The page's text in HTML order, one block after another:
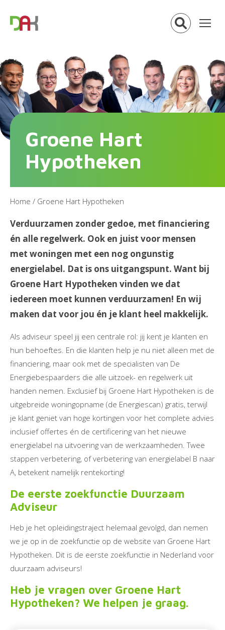
Groene Hart
Hypotheken
Home / Groene Hart Hypotheken
Verduurzamen zonder gedoe, met financiering
én alle regelwerk. Ook en juist voor mensen
met woningen met een nog ongunstig
energielabel. Dat is ons uitgangspunt. Want bij
Groene Hart Hypotheken vinden we dat
iedereen moet kunnen verduurzamen! En wij
maken dat voor jou én je klant heel makkelijk.
Als adviseur speel jij een centrale rol: jij kent je klanten en
hun behoeftes. En die klanten help je nu niet alleen met de
financiering, maar ook met de specialisten van De
Energiebespaarders die alle uitzoek- en regelwerk uit
handen nemen. Exclusief bij Groene Hart Hypotheken is de
uitgebreide woningopname (de Energiescan) gratis, terwijl
je klant geniet van hoge kortingen voor het complete advies
inclusief offertes én de certificering van het nieuwe
energielabel na uitvoering van de werkzaamheden. Twee
stappen verbetering, of verbetering van energielabel B naar
A, betekent namelijk rentekorting!
De eerste zoekfunctie Duurzaam
Adviseur
Heb je het opleidingstraject helemaal gevolgd, dan nemen
we je op in de zoekfunctie op de website van Groene Hart
Hypotheken. Dit is de eerste zoekfunctie in Nederland voor
duurzaam adviseurs!
Heb je vragen over Groene Hart
Hypotheken? We helpen je graag.